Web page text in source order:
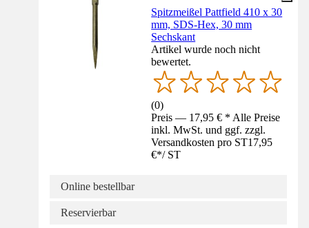
Spitzmeißel Pattfield 410 x 30
mm, SDS-Hex, 30 mm
Sechskant
Artikel wurde noch nicht
bewertet.
(0)
Preis — 17,95 € * Alle Preise
inkl. MwSt. und ggf. zzgl.
Versandkosten pro ST17,95
€*/ ST
Online bestellbar
Reservierbar